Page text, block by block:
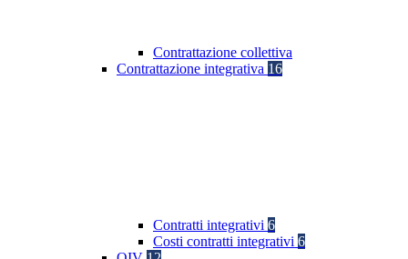
Contrattazione collettiva
Contrattazione integrativa 16
Contratti integrativi 6
Costi contratti integrativi 6